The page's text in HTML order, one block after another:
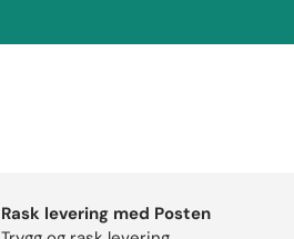
Rask levering med Posten